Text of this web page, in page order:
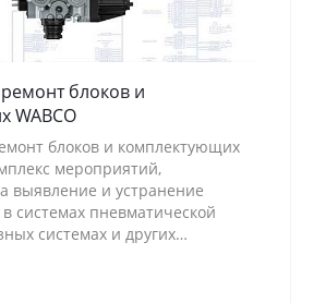
блоков и
WABCO
блоков и комплектующих
мероприятий,
выявление и устранение
системах пневматической
системах и других
ключевую роль в